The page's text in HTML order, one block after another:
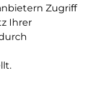
Zugriff
Ihrer